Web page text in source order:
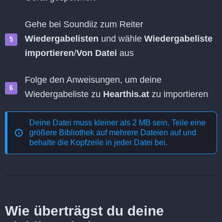
Gehe bei Soundiiz zum Reiter
Wiedergabelisten und wähle Wiedergabeliste
importieren/Von Datei aus
Folge den Anweisungen, um deine
Wiedergabeliste zu Hearthis.at zu importieren
Deine Datei muss kleiner als 2 MB sein. Teile eine
größere Bibliothek auf mehrere Dateien auf und
behalte die Kopfzeile in jeder Datei bei.
Wie überträgst du deine